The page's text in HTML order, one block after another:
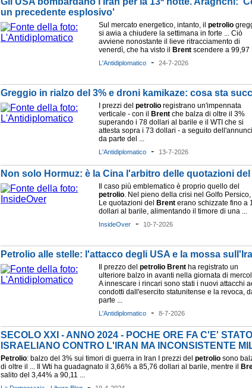
un precedente esplosivo'
Sul mercato energetico, intanto, il petrolio
si awia a chiudere la settimana in forte ... Ciò
avviene nonostante il lieve ritracciamento di
venerdì, che ha visto il
Brent scendere a 99,97
L'Antidiplomatico - 24-7-2026
Greggio in rialzo del 3% e droni kamikaze: cosa sta
I prezzi del petrolio registrano un'impennata
verticale - con il
Brent che balza di oltre il 3%
superando i 78 dollari al barile e il WTI che si
attesta sopra i 73 dollari - a seguito
da parte del ...
L'Antidiplomatico - 13-7-2026
Non solo Hormuz: è la Cina l'arbitro delle quotazioni
Il caso più emblematico è proprio quello del
petrolio. Nel pieno della crisi nel Golfo Persico,
Le quotazioni del
Brent erano schizzate fino a
dollari al barile, alimentando il timore di una ...
InsideOver - 10-7-2026
Petrolio alle stelle: l'attacco degli USA e la mossa
Il prezzo del petrolio Brent ha registrato un
ulteriore balzo in avanti nella giornata di
A innescare i rincari sono stati i nuovi attacchi
condotti dall'esercito statunitense e la revoca,
parte ...
L'Antidiplomatico - 8-7-2026
SECOLO XXI - ANNO 2024 - POCHE ORE FA C'E'
ISRAELIANO CONTRO L'IRAN MA INCONSISTENTE
Petrolio: balzo del 3% sui timori di guerra in Iran I prezzi del petrolio sono
di oltre il ... Il Wti ha guadagnato il 3,66% a 85,76 dollari al barile, mentre il
salito del 3,44% a 90,11 ...